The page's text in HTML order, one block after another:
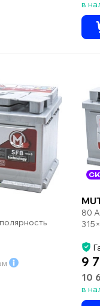
в
80
9
10
в